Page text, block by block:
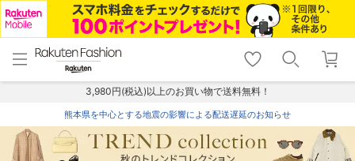
menu home
トップ
shopping_cart lock_outline
ログイン
3,980円(税込)以上のお買い物で送料無料！
熊本県を中心とする地震の影響による配送遅延のお知らせ